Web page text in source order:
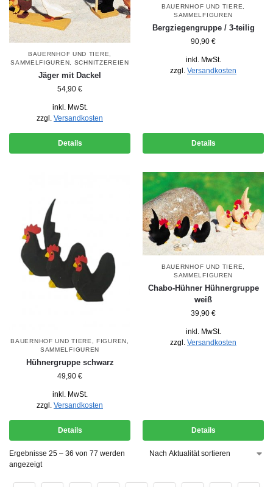
BAUERNHOF UND TIERE
SAMMELFIGUREN
SCHNITZEREIEN
Jäger mit Dackel
54,90 €
inkl. MwSt.
zzgl. Versandkosten
Details
BAUERNHOF UND TIERE
SAMMELFIGUREN
Bergziegengruppe / 3-teilig
90,90 €
inkl. MwSt.
zzgl. Versandkosten
Details
BAUERNHOF UND TIERE ,FIGUREN
SAMMELFIGUREN
Hühnergruppe schwarz
49,90 €
inkl. MwSt.
zzgl. Versandkosten
Details
BAUERNHOF UND TIERE
SAMMELFIGUREN
Chabo-Hühner Hühnergruppe
weiß
39,90 €
inkl. MwSt.
zzgl. Versandkosten
Details
Ergebnisse 25 – 36 von 77 werden
angezeigt